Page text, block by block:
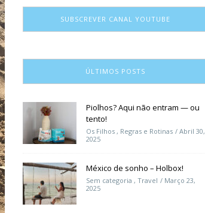
SUBSCREVER CANAL YOUTUBE
ÚLTIMOS POSTS
Piolhos? Aqui não entram — ou
tento!
Os Filhos , Regras e Rotinas
Abril 30,
2025
México de sonho – Holbox!
Sem categoria , Travel
Março 23,
2025